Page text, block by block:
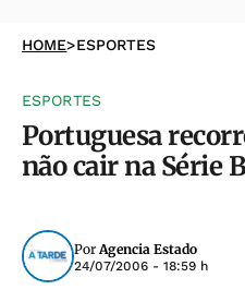
HOME>ESPORTES
ESPORTES
Portuguesa
não cair na Série
PorAgencia Estado
24/07/2006 - 18:59 h